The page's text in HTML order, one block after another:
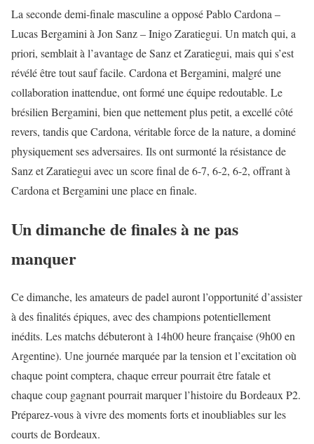
La seconde demi-finale masculine a opposé Pablo Cardona –
Lucas Bergamini à Jon Sanz – Inigo Zaratiegui. Un match qui, a
priori, semblait à l’avantage de Sanz et Zaratiegui, mais qui s’est
révélé être tout sauf facile. Cardona et Bergamini, malgré une
collaboration inattendue, ont formé une équipe redoutable. Le
brésilien Bergamini, bien que nettement plus petit, a excellé côté
revers, tandis que Cardona, véritable force de la nature, a dominé
physiquement ses adversaires. Ils ont surmonté la résistance de
Sanz et Zaratiegui avec un score final de 6-7, 6-2, 6-2, offrant à
Cardona et Bergamini une place en finale.
Un dimanche de finales à ne pas
manquer
Ce dimanche, les amateurs de padel auront l’opportunité d’assister
à des finalités épiques, avec des champions potentiellement
inédits. Les matchs débuteront à 14h00 heure française (9h00 en
Argentine). Une journée marquée par la tension et l’excitation où
chaque point comptera, chaque erreur pourrait être fatale et
chaque coup gagnant pourrait marquer l’histoire du Bordeaux P2.
Préparez-vous à vivre des moments forts et inoubliables sur les
courts de Bordeaux.